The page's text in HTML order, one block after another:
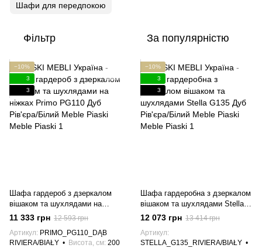
Шафи для передпокою
Фільтр За популярністю
−10%
3
3
Шафа гардероб з дзеркалом
вішаком та шухлядами на
ніжках Primo PG110 Дуб
Рів'єра/Білий Meble Piaski
11 333 грн 12 593 грн
Артикул
PRIMO_PG110_DĄB
RIVIERA/BIAŁY
Висота, см 200
−10%
3
3
Шафа гардеробна з дзеркалом
вішаком та шухлядами Stella
G135 Дуб Рів'єра/Білий Meble
12 073 грн 13 414 грн
Артикул
STELLA_G135_RIVIERA/BIAŁY